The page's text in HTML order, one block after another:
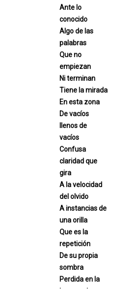
Ante lo
conocido
Algo de las
palabras
Que no
empiezan
Ni terminan
Tiene la mirada
En esta zona
De vacíos
llenos de
vacíos
Confusa
claridad que
gira
A la velocidad
del olvido
A instancias de
una orilla
Que es la
repetición
De su propia
sombra
Perdida en la